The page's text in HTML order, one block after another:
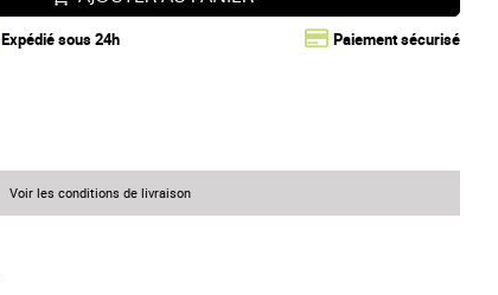
Expédié sous 24h Paiement sécurisé
Voir les conditions de livraison